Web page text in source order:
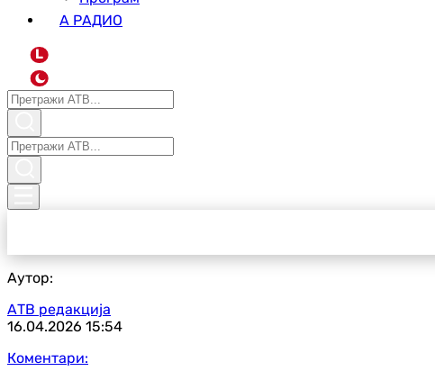
А РАДИО
L
Аутор:
АТВ редакција
16.04.2026 15:54
Коментари: